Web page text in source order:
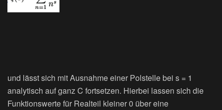
und lässt sich mit Ausnahme einer Polstelle bei s = 1
analytisch auf ganz C fortsetzen. Hierbei lassen sich die
Funktionswerte für Realteil kleiner 0 über eine